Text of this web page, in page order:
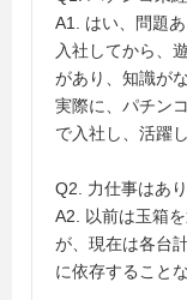
A1. はい、問題あ
入社してから、
があり、知識が
実際に、パチン
で入社し、活躍
Q2. 力仕事はあ
A2. 以前は玉箱
が、現在は各台
に依存すること